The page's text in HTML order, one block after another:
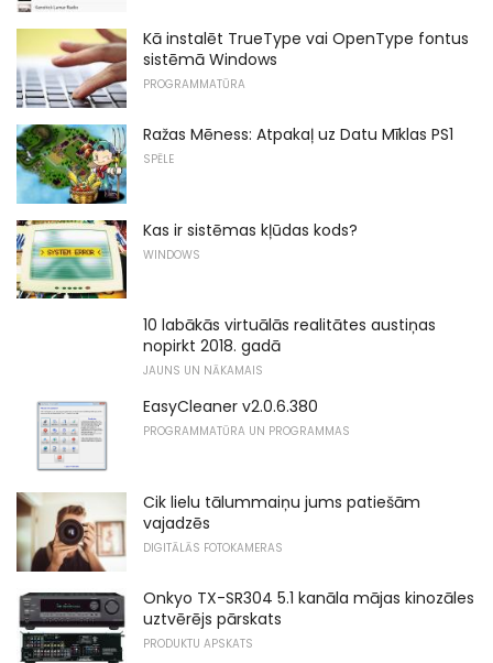
Kā instalēt TrueType vai OpenType fontus
sistēmā Windows
PROGRAMMATŪRA
Ražas Mēness: Atpakaļ uz Datu Mīklas PS1
SPĒLE
Kas ir sistēmas kļūdas kods?
WINDOWS
10 labākās virtuālās realitātes austiņas
nopirkt 2018. gadā
JAUNS UN NĀKAMAIS
EasyCleaner v2.0.6.380
PROGRAMMATŪRA UN PROGRAMMAS
Cik lielu tālummaiņu jums patiešām
vajadzēs
DIGITĀLĀS FOTOKAMERAS
Onkyo TX-SR304 5.1 kanāla mājas kinozāles
uztvērējs pārskats
PRODUKTU APSKATS